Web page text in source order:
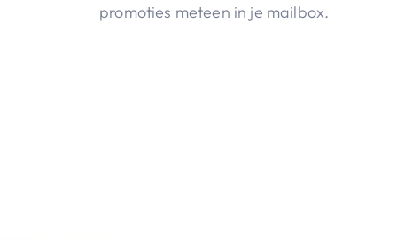
promoties meteen in je mailbox.